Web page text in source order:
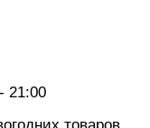
21:00